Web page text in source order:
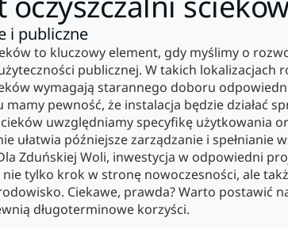
i publiczne
to kluczowy element, gdy myślimy o
publicznej. W takich lokalizacjach
wymagają starannego doboru
pewność, że instalacja będzie działać
uwzględniamy specyfikę użytkowania
ułatwia późniejsze zarządzanie i spełnianie
Zduńskiej Woli, inwestycja w odpowiedni
tylko krok w stronę nowoczesności, ale
Ciekawe, prawda? Warto postawić
długoterminowe korzyści.